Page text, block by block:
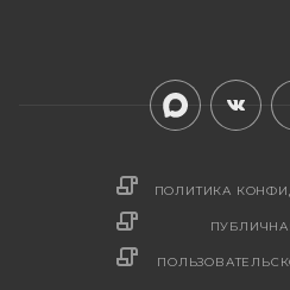
ПОЛИТИКА